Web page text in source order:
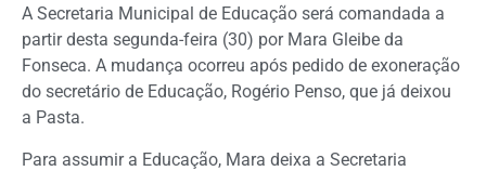
A Secretaria Municipal de Educação será comandada a
partir desta segunda-feira (30) por Mara Gleibe da
Fonseca. A mudança ocorreu após pedido de exoneração
do secretário de Educação, Rogério Penso, que já deixou
a Pasta.
Para assumir a Educação, Mara deixa a Secretaria